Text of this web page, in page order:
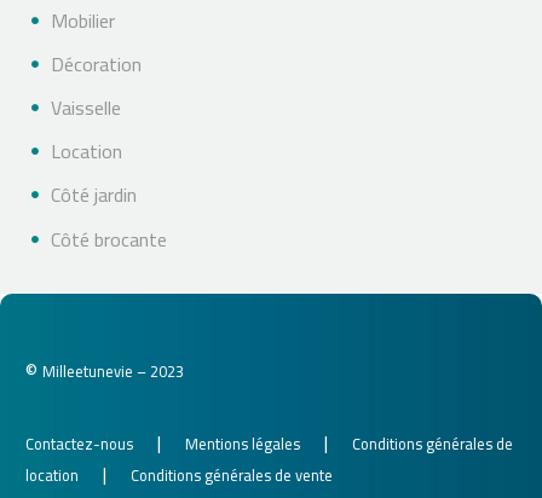
Mobilier
Décoration
Vaisselle
Location
Côté jardin
Côté brocante
© Milleetunevie – 2023
Contactez-nous | Mentions légales |
Conditions générales de
location
| Conditions générales de vente